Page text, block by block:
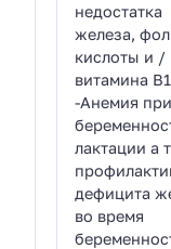
недостатка
железа,
кислоты и /
витамина
-Анемия при
лактации а
дефицита
во время